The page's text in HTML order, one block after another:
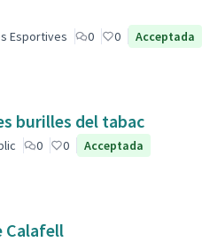
Esportives 0 0 Acceptada
burilles del tabac
0 0 Acceptada
Calafell